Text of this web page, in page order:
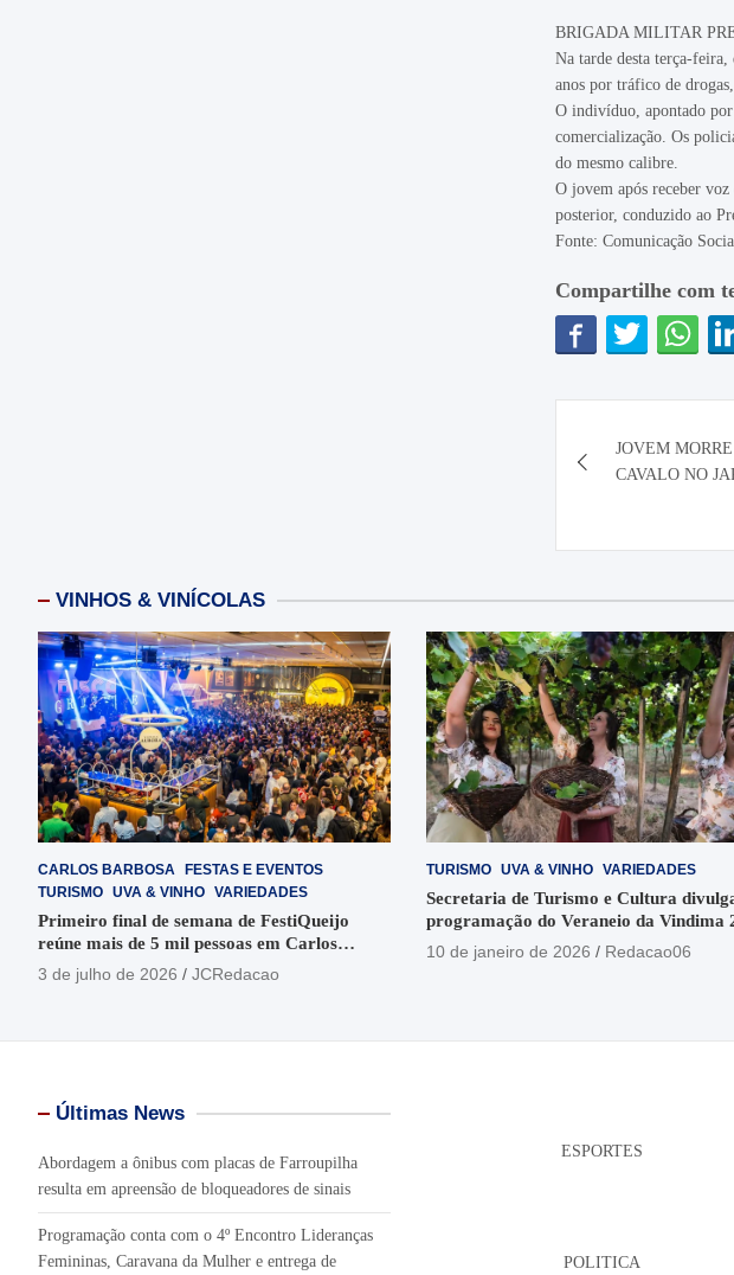
BRIGADA MILITAR
Na tarde desta terça-
anos por tráfico de
O indivíduo, apontado por
comercialização. Os
do mesmo calibre.
O jovem após receber
posterior, conduzido ao
Fonte: Comunicação
Compartilhe com
de
JOVEM
CAVALO NO
VINHOS & VINÍCOLAS
CARLOS BARBOSA
FESTAS E EVENTOS
TURISMO UVA & VINHO VARIEDADES
Primeiro final de semana de FestiQueijo
reúne mais de 5 mil pessoas em Carlos
Barbosa
3 de julho de 2026 JCRedacao
TURISMO UVA & VINHO VARIEDADES
Secretaria de Turismo e Cultura
programação do Veraneio da Vindima
em Garibaldi
10 de janeiro de 2026 Redacao06
Últimas News
Abordagem a ônibus com placas de Farroupilha
resulta em apreensão de bloqueadores de sinais
Programação conta com o 4º Encontro Lideranças
Femininas, Caravana da Mulher e entrega de
ESPORTES
POLITICA